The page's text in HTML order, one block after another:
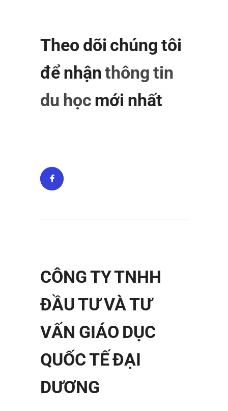
Theo dõi chúng tôi
để nhậnthông tin
du học mới nhất
CÔNG TY TNHH
ĐẦU TƯ VÀ TƯ
VẤN GIÁO DỤC
QUỐC TẾ ĐẠI
DƯƠNG